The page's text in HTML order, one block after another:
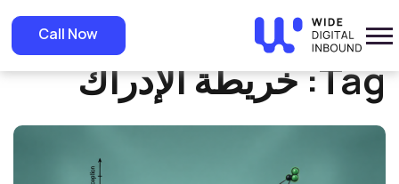
Call Now Home
» خريطة الإدراك
Tag: خريطة الإدراك